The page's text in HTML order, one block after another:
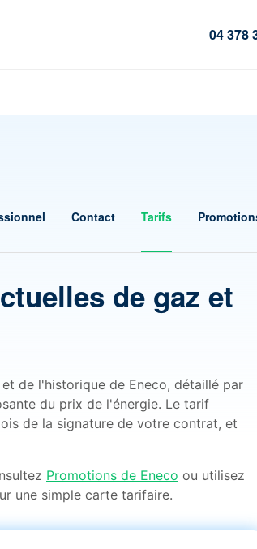
04 378
Contact Tarifs
de gaz et
de l'historique de Eneco, détaillé par
du prix de l'énergie. Le tarif
de la signature de votre contrat, et
Promotions de Eneco ou utilisez
une simple carte tarifaire.